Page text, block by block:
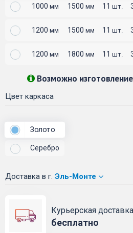
1000 мм 1500 мм 11 шт.
1200 мм 1500 мм 11 шт.
1200 мм 1800 мм 11 шт.
Возможно
Цвет каркаса
Золото
Серебро
Доставка в г. Эль-Монте
Курьерская
бесплатно